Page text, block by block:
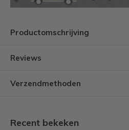
Productomschrijving
Reviews
Verzendmethoden
Recent bekeken